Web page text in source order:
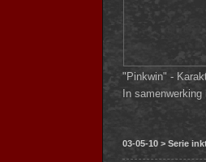
"Pinkwin" -
In
03-05-10 > Serie